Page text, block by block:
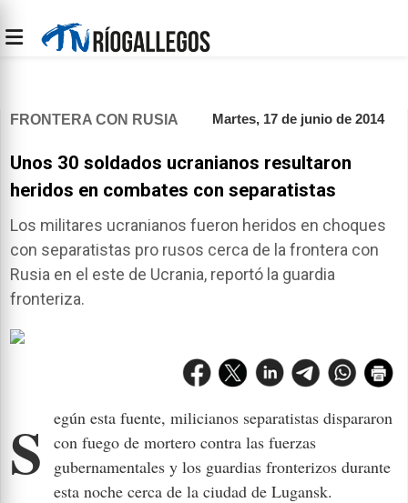
FRONTERA CON RUSIA Martes, 17 de junio de 2014
Unos 30 soldados ucranianos resultaron
heridos en combates con separatistas
Los militares ucranianos fueron heridos en choques
con separatistas pro rusos cerca de la frontera con
Rusia en el este de Ucrania, reportó la guardia
fronteriza.
Según esta fuente, milicianos separatistas dispararon
con fuego de mortero contra las fuerzas
gubernamentales y los guardias fronterizos durante
esta noche cerca de la ciudad de Lugansk.